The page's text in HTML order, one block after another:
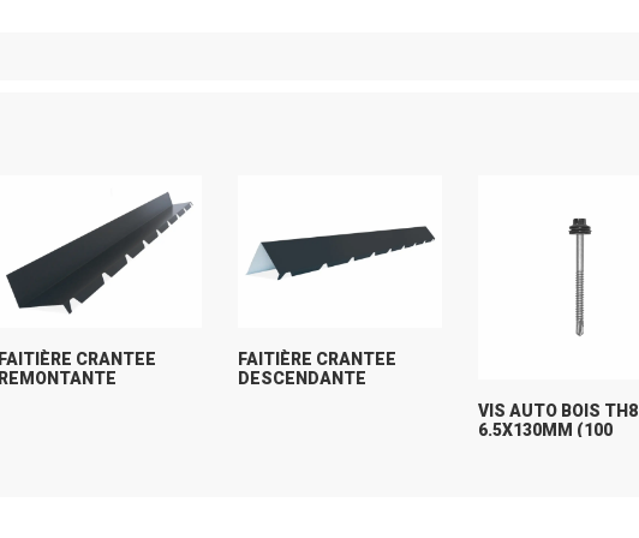
FAITIÈRE CRANTEE
REMONTANTE
FAITIÈRE CRANTEE
DESCENDANTE
VIS AUTO BOIS TH8
6.5X130MM (100